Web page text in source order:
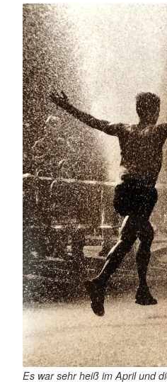
Es war sehr heiß im April und